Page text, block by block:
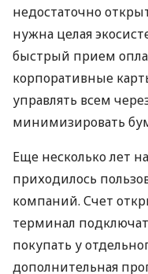
недостаточно
нужна целая
быстрый прием
корпоративные
управлять всем
минимизировать
Еще несколько лет
приходилось
компаний. Счет
терминал
покупать у
дополнительная